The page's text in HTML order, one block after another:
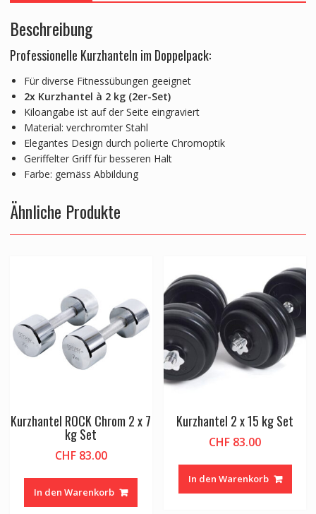
Beschreibung
Professionelle Kurzhanteln im Doppelpack:
Für diverse Fitnessübungen geeignet
2x Kurzhantel à 2 kg (2er-Set)
Kiloangabe ist auf der Seite eingraviert
Material: verchromter Stahl
Elegantes Design durch polierte Chromoptik
Geriffelter Griff für besseren Halt
Farbe: gemäss Abbildung
Ähnliche Produkte
Kurzhantel ROCK Chrom 2 x 7
kg Set
CHF83.00
In den Warenkorb
Kurzhantel 2 x 15 kg Set
CHF 83.00
In den Warenkorb